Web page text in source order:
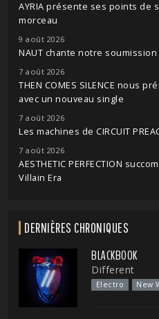
AYRIA présente ses points de
morceau
9 août 2026
NAUT chante notre
7 août 2026
THEN COMES SILENCE nous
avec un nouveau single
7 août 2026
Les machines de CIRCUIT
7 août 2026
AESTHETIC PERFECTION
Villain Era
DERNIÈRES CHRONIQUES
BLACKBOOK
Different
Electro New